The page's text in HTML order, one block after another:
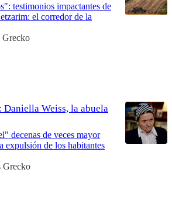
testimonios impactantes de
el corredor de la
Grecko
Daniella Weiss, la abuela
decenas de veces mayor
expulsión de los habitantes
Grecko